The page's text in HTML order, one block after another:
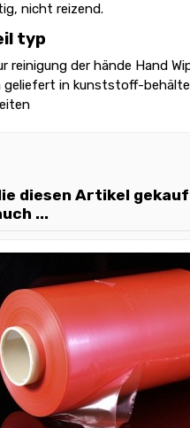
nicht reizend.
typ
reinigung der hände Hand
geliefert in kunststoff-
diesen Artikel
...